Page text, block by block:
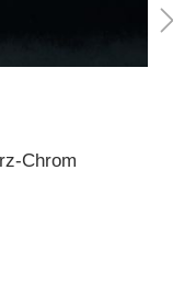
Chrom